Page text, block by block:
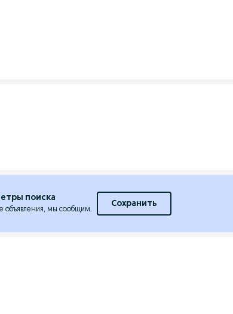
поиска
объявления, мы сообщим.
Сохранить